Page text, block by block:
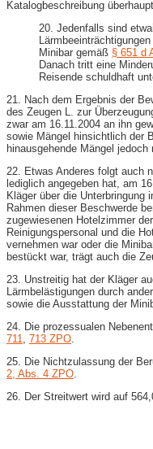
Katalogbeschreibung
20. Jedenfalls sind
Minibar gemäß § 651 d
Danach tritt eine
Reisende schuldhaft
21. Nach dem Ergebnis der
des Zeugen L. zur
zwar am 16.11.2004 an ihn
sowie Mängel hinsichtlich der
hinausgehende Mängel jedoch
22. Etwas Anderes folgt auch
lediglich angegeben hat, am
Kläger über die Unterbringung
Rahmen dieser Beschwerde
zugewiesenen Hotelzimmer
Reinigungspersonal und die
vernehmen war oder die
bestückt war, trägt auch die
23. Unstreitig hat der Kläger
Lärmbelästigungen durch
sowie die Ausstattung der
24. Die prozessualen
711
713 ZPO
25. Die Nichtzulassung der
2, Abs. 4 ZPO
26. Der Streitwert wird auf